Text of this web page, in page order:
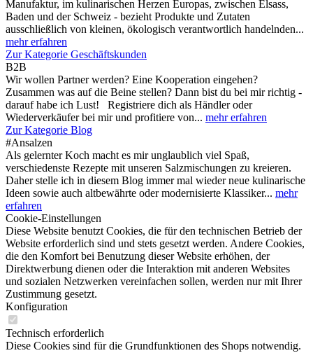
Manufaktur, im kulinarischen Herzen Europas, zwischen Elsass,
Baden und der Schweiz - bezieht Produkte und Zutaten
ausschließlich von kleinen, ökologisch verantwortlich handelnden...
mehr erfahren
Zur Kategorie Geschäftskunden
B2B
Wir wollen Partner werden? Eine Kooperation eingehen?
Zusammen was auf die Beine stellen? Dann bist du bei mir richtig -
darauf habe ich Lust! Registriere dich als Händler oder
Wiederverkäufer bei mir und profitiere von... mehr erfahren
Zur Kategorie Blog
#Ansalzen
Als gelernter Koch macht es mir unglaublich viel Spaß,
verschiedenste Rezepte mit unseren Salzmischungen zu kreieren.
Daher stelle ich in diesem Blog immer mal wieder neue kulinarische
Ideen sowie auch altbewährte oder modernisierte Klassiker... mehr
erfahren
Cookie-Einstellungen
Diese Website benutzt Cookies, die für den technischen Betrieb der
Website erforderlich sind und stets gesetzt werden. Andere Cookies,
die den Komfort bei Benutzung dieser Website erhöhen, der
Direktwerbung dienen oder die Interaktion mit anderen Websites
und sozialen Netzwerken vereinfachen sollen, werden nur mit Ihrer
Zustimmung gesetzt.
Konfiguration
Technisch erforderlich
Diese Cookies sind für die Grundfunktionen des Shops notwendig.